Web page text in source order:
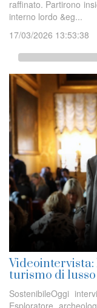
raffinato. Partirono
interno lordo &eg...
17/03/2026 13:53:38
turismo di
SostenibileOggi
Esploratore,